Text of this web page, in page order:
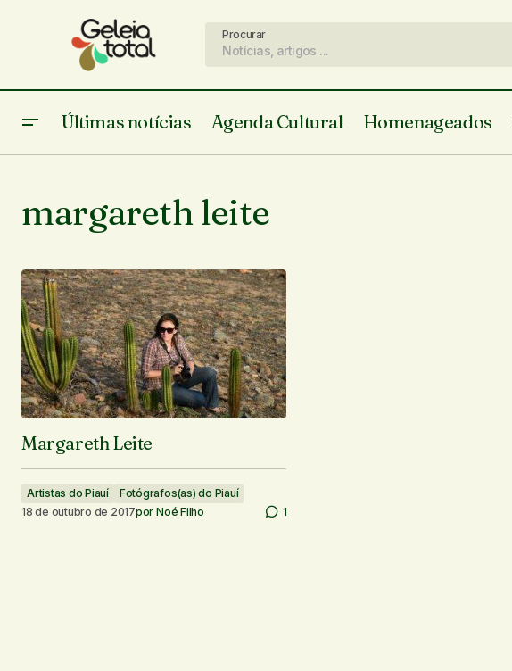
Procurar
Últimas notícias Agenda Cultural Homenageados
margareth leite
Margareth Leite
Artistas do Piauí
Fotógrafos(as) do Piauí
18 de outubro de 2017por Noé Filho 1